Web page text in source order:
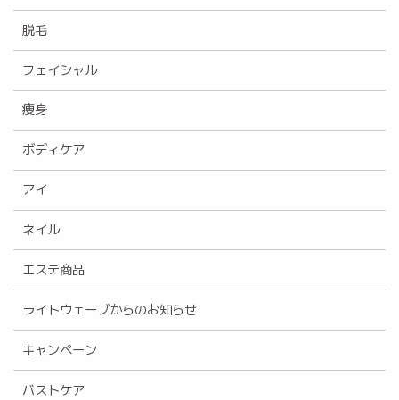
脱毛
フェイシャル
痩身
ボディケア
アイ
ネイル
エステ商品
ライトウェーブからのお知らせ
キャンペーン
バストケア